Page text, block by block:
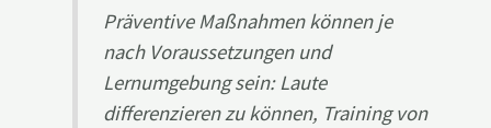
Präventive Maßnahmen können je
nach Voraussetzungen und
Lernumgebung sein: Laute
differenzieren zu können, Training von